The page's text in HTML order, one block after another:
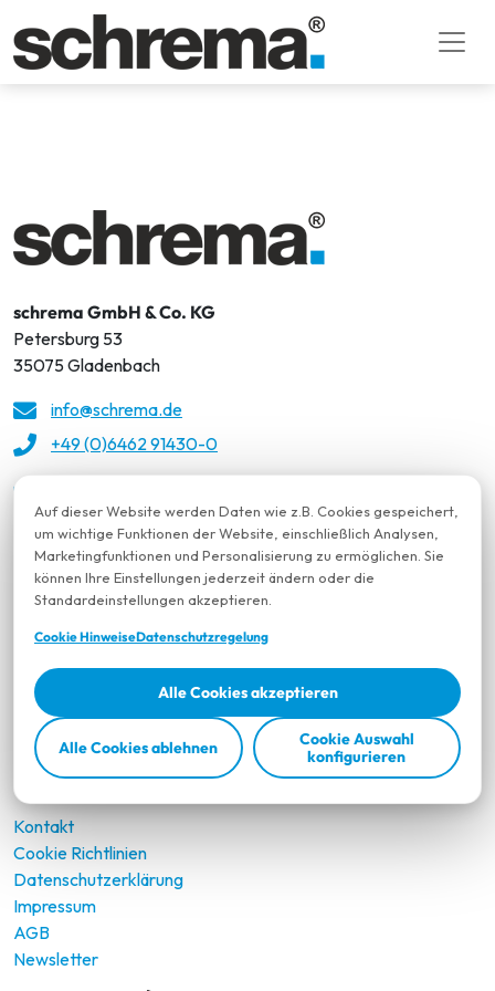
Auf dieser Website werden Daten wie z.B. Cookies gespeichert,
um wichtige Funktionen der Website, einschließlich Analysen,
Marketingfunktionen und Personalisierung zu ermöglichen. Sie
können Ihre Einstellungen jederzeit ändern oder die
Standardeinstellungen akzeptieren.
Cookie HinweiseDatenschutzregelung
Alle Cookies akzeptieren
Alle Cookies ablehnen
Cookie Auswahl
konfigurieren
schrema GmbH & Co. KG
Petersburg 53
35075 Gladenbach
info@schrema.de
+49 (0)6462 91430-0
Unser Services
Fullservice
Werbeartikel
Nachhaltigkeit
Services
Shop
Wichtige Links
Kontakt
Cookie Richtlinien
Datenschutzerklärung
Impressum
AGB
Newsletter